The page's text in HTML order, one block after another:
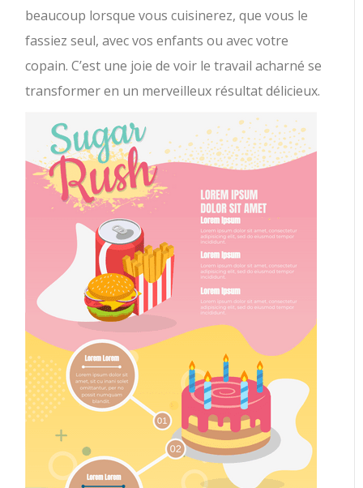
beaucoup lorsque vous cuisinerez, que vous le
fassiez seul, avec vos enfants ou avec votre
copain. C’est une joie de voir le travail acharné se
transformer en un merveilleux résultat délicieux. ⠀